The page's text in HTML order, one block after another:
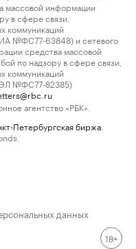
массовой информации
в сфере связи,
коммуникаций
№ФС77-63848) и сетевого
средства массовой
по надзору в сфере связи,
коммуникаций
ЭЛ №ФС77-82385)
агентство «РБК».
Петербургская биржа
данных
18+